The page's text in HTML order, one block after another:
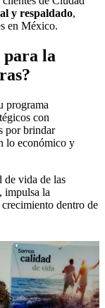
y respaldado,
en México.
para la
programa
con
por brindar
lo económico y
de vida de las
impulsa la
dentro de